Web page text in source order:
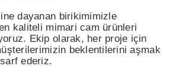
dayanan birikimimizle
kaliteli mimari cam ürünleri
Ekip olarak, her proje için
beklentilerini aşmak
ederiz.